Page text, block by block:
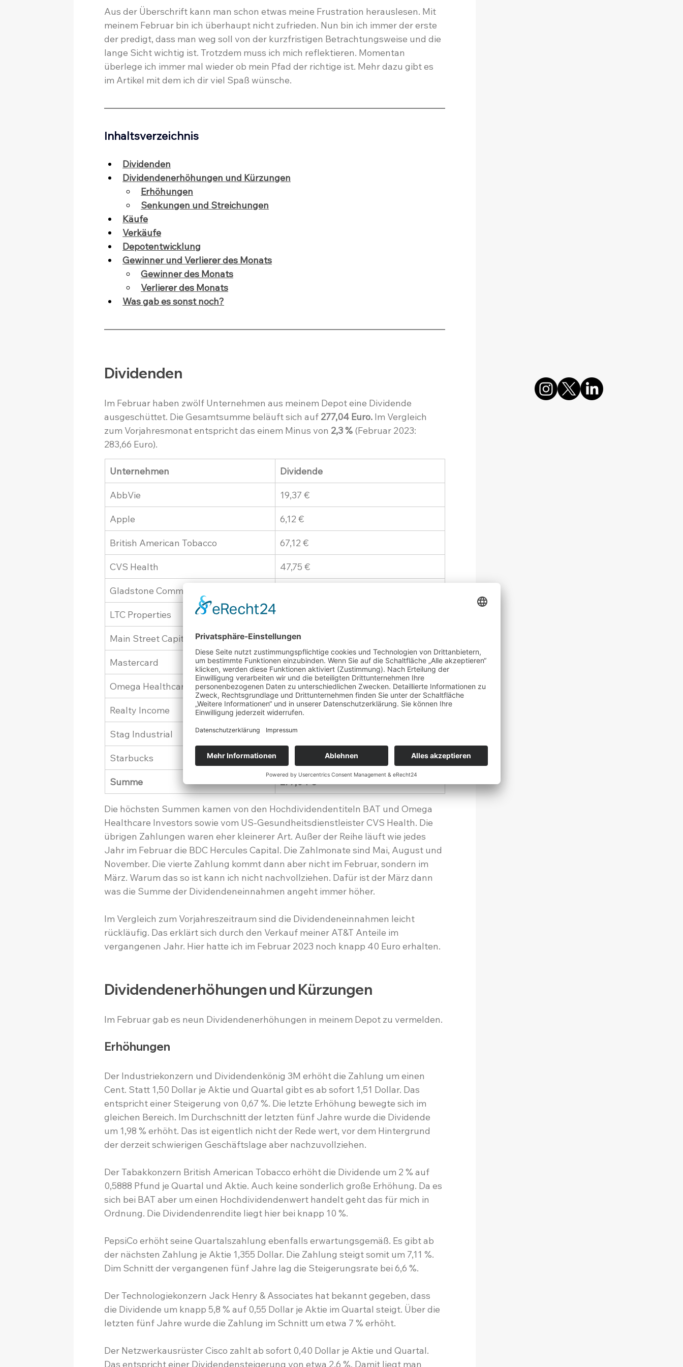
Aus der Überschrift kann man schon etwas meine Frustration herauslesen. Mit
meinem Februar bin ich überhaupt nicht zufrieden. Nun bin ich immer der erste
der predigt, dass man weg soll von der kurzfristigen Betrachtungsweise und die
lange Sicht wichtig ist. Trotzdem muss ich mich reflektieren. Momentan
überlege ich immer mal wieder ob mein Pfad der richtige ist. Mehr dazu gibt es
im Artikel mit dem ich dir viel Spaß wünsche.
Inhaltsverzeichnis
Dividenden
Dividendenerhöhungen und Kürzungen
Erhöhungen
Senkungen und Streichungen
Käufe
Verkäufe
Depotentwicklung
Gewinner und Verlierer des Monats
Gewinner des Monats
Verlierer des Monats
Was gab es sonst noch?
Dividenden
Im Februar haben zwölf Unternehmen aus meinem Depot eine Dividende
ausgeschüttet. Die Gesamtsumme beläuft sich auf 277,04 Euro. Im Vergleich
zum Vorjahresmonat entspricht das einem Minus von 2,3 % (Februar 2023:
283,66 Euro).
Unternehmen Dividende
AbbVie 19,37 €
Apple 6,12 €
British American Tobacco 67,12 €
CVS Health 47,75 €
Gladstone Commercial
LTC Properties
Main Street Capital 0,68 €
Mastercard 10,62 €
Omega Healthcare Investors 65,84 €
Realty Income 12,79 €
Stag Industrial 1,60 €
Starbucks
Summe 277,04 €
Die höchsten Summen kamen von den Hochdividendentiteln BAT und Omega
Healthcare Investors sowie vom US-Gesundheitsdienstleister CVS Health. Die
übrigen Zahlungen waren eher kleinerer Art. Außer der Reihe läuft wie jedes
Jahr im Februar die BDC Hercules Capital. Die Zahlmonate sind Mai, August und
November. Die vierte Zahlung kommt dann aber nicht im Februar, sondern im
März. Warum das so ist kann ich nicht nachvollziehen. Dafür ist der März dann
was die Summe der Dividendeneinnahmen angeht immer höher.
Im Vergleich zum Vorjahreszeitraum sind die Dividendeneinnahmen leicht
rückläufig. Das erklärt sich durch den Verkauf meiner AT&T Anteile im
vergangenen Jahr. Hier hatte ich im Februar 2023 noch knapp 40 Euro erhalten.
Dividendenerhöhungen und Kürzungen
Im Februar gab es neun Dividendenerhöhungen in meinem Depot zu vermelden.
Erhöhungen
Der Industriekonzern und Dividendenkönig 3M erhöht die Zahlung um einen
Cent. Statt 1,50 Dollar je Aktie und Quartal gibt es ab sofort 1,51 Dollar. Das
entspricht einer Steigerung von 0,67 %. Die letzte Erhöhung bewegte sich im
gleichen Bereich. Im Durchschnitt der letzten fünf Jahre wurde die Dividende
um 1,98 % erhöht. Das ist eigentlich nicht der Rede wert, vor dem Hintergrund
der derzeit schwierigen Geschäftslage aber nachzuvollziehen.
Der Tabakkonzern British American Tobacco erhöht die Dividende um 2 % auf
0,5888 Pfund je Quartal und Aktie. Auch keine sonderlich große Erhöhung. Da es
sich bei BAT aber um einen Hochdividendenwert handelt geht das für mich in
Ordnung. Die Dividendenrendite liegt hier bei knapp 10 %.
PepsiCo erhöht seine Quartalszahlung ebenfalls erwartungsgemäß. Es gibt ab
der nächsten Zahlung je Aktie 1,355 Dollar. Die Zahlung steigt somit um 7,11 %.
Dim Schnitt der vergangenen fünf Jahre lag die Steigerungsrate bei 6,6 %.
Der Technologiekonzern Jack Henry & Associates hat bekannt gegeben, dass
die Dividende um knapp 5,8 % auf 0,55 Dollar je Aktie im Quartal steigt. Über die
letzten fünf Jahre wurde die Zahlung im Schnitt um etwa 7 % erhöht.
Der Netzwerkausrüster Cisco zahlt ab sofort 0,40 Dollar je Aktie und Quartal.
Das entspricht einer Dividendensteigerung von etwa 2,6 %. Damit liegt man